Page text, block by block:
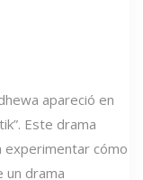
apareció en
Este drama
experimentar cómo
un drama